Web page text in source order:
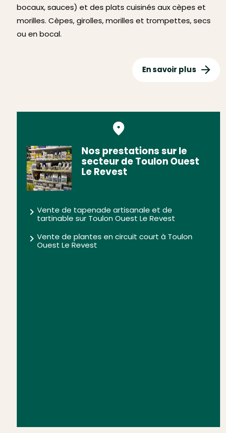
bocaux, sauces) et des plats cuisinés aux cèpes et
morilles. Cèpes, girolles, morilles et trompettes, secs
ou en bocal.
En savoir plus
Nos prestations sur le
secteur de Toulon Ouest
Le Revest
Vente de tapenade artisanale et de
tartinable sur Toulon Ouest Le Revest
Vente de plantes en circuit court à Toulon
Ouest Le Revest